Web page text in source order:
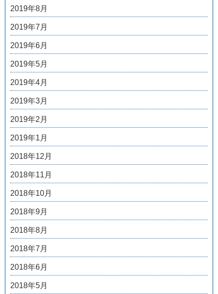
2019年8月
2019年7月
2019年6月
2019年5月
2019年4月
2019年3月
2019年2月
2019年1月
2018年12月
2018年11月
2018年10月
2018年9月
2018年8月
2018年7月
2018年6月
2018年5月